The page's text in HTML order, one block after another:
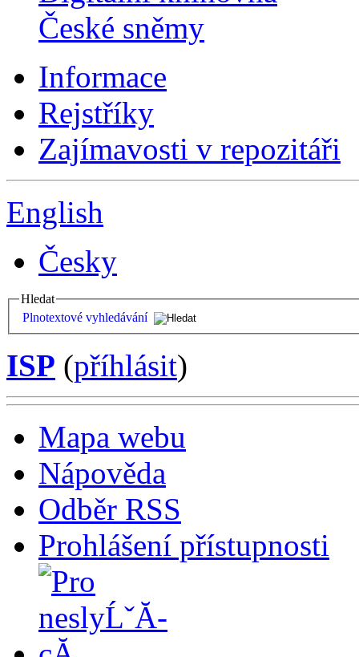
České sněmy
Informace
Rejstříky
Zajímavosti v repozitáři
English
Česky
Hledat
Plnotextové vyhledávání
ISP (příhlásit)
Mapa webu
Nápověda
Odběr RSS
Prohlášení přístupnosti